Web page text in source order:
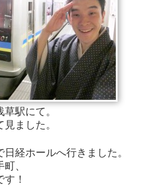
駅にて。
ました。
経ホールへ行きました。
、
！